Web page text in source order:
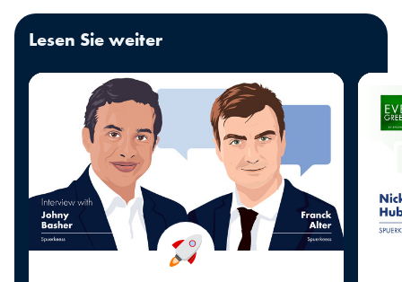
Lesen Sie weiter